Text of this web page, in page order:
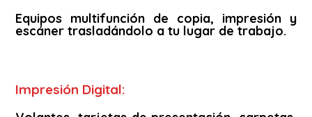
Equipos multifunción de copia, impresión y
escáner trasladándolo a tu lugar de trabajo.
Impresión Digital: